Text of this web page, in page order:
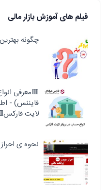
فیلم های آموزش بازار مالی
چگونه
🟥معرفی
فایننس) -
لایت
نحوه ی